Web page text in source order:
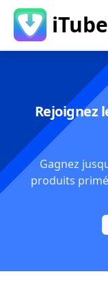
Rejoignez
Gagnez
produits